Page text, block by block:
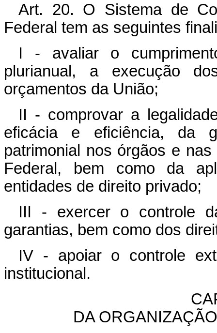
Art. 20. O Sistema de
Federal tem as seguintes
I - avaliar o
plurianual, a execução
orçamentos da União;
II - comprovar a
eficácia e eficiência, da
patrimonial nos órgãos e
Federal, bem como da
entidades de direito privado;
III - exercer o controle
garantias, bem como dos
IV - apoiar o controle
institucional.
DA